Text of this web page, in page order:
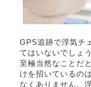
GPS追跡で浮気チ
てはいないでしょ
至極当然なことだ
けを招いているの
なくありません。